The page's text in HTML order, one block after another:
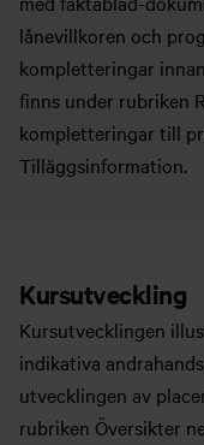
lånevillkoren och
kompletteringar
finns under rubriken
kompletteringar till
Tilläggsinformation.
Kursutveckling
Kursutvecklingen
indikativa
utvecklingen av
rubriken Översikter